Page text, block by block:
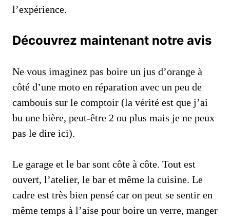
l’expérience.
Découvrez maintenant notre avis
Ne vous imaginez pas boire un jus d’orange à
côté d’une moto en réparation avec un peu de
cambouis sur le comptoir (la vérité est que j’ai
bu une bière, peut-être 2 ou plus mais je ne peux
pas le dire ici).
Le garage et le bar sont côte à côte. Tout est
ouvert, l’atelier, le bar et même la cuisine. Le
cadre est très bien pensé car on peut se sentir en
même temps à l’aise pour boire un verre, manger